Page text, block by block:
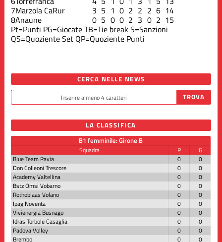
7Marzola CaRur 3 5 1 0 2 2 2 6 14
8Anaune 0 5 0 0 2 3 0 2 15
Pt=Punti PG=GiocateTB=Tie breakS=Sanzioni
QS=Quoziente Set QP=Quoziente Punti
CERCA NELLE NEWS
LA CLASSIFICA
B1 femminile: Girone B
Squadra P
G
Blue Team Pavia
0
0
Don Colleoni Trescore
0
0
Academy Valtellina
0
0
Bstz Omsi Vobarno
0
0
Rothoblaas Volano
0
0
Ipag Noventa
0
0
Vivienergia Busnago
0
0
Idras Torbole Casaglia
0
0
Padova Volley
0
0
Brembo
0 0